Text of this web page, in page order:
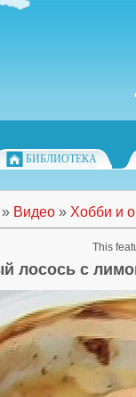
БИБЛИОТЕКА
» Видео » Хобби и
лосось с
This